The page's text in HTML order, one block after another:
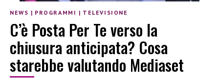
NEWS | PROGRAMMI | TELEVISIONE
C’è Posta Per Te verso la
chiusura anticipata? Cosa
starebbe valutando Mediaset